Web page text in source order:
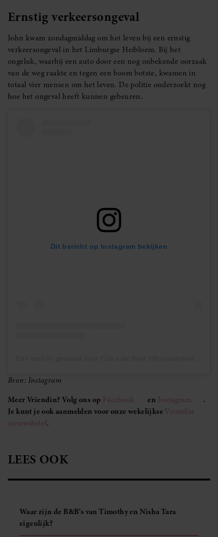
Ernstig verkeersongeval
John kwam zondagmiddag om het leven bij een ernstig
verkeersongeval in het Limburgse Heibloem. Bij het
ongeluk, waarbij een auto door een nog onbekende oorzaak
van de weg raakte en tegen een boom botste, kwamen in
totaal vier mensen om het leven. De politie onderzoekt nog
hoe het ongeval heeft kunnen gebeuren.
Dit bericht op Instagram bekijken
Bron: Instagram
Meer Vriendin? Volg ons op Facebook en Instagram
.
Je kunt je ook aanmelden voor onze wekelijkseVriendin
nieuwsbrief.
LEES OOK
Waar zijn de B&B’s van Timothy en Nisha Tara
eigenlijk?